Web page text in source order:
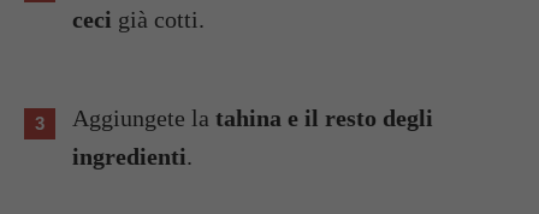
ceci già cotti.
Aggiungete la tahina e il resto degli
ingredienti.